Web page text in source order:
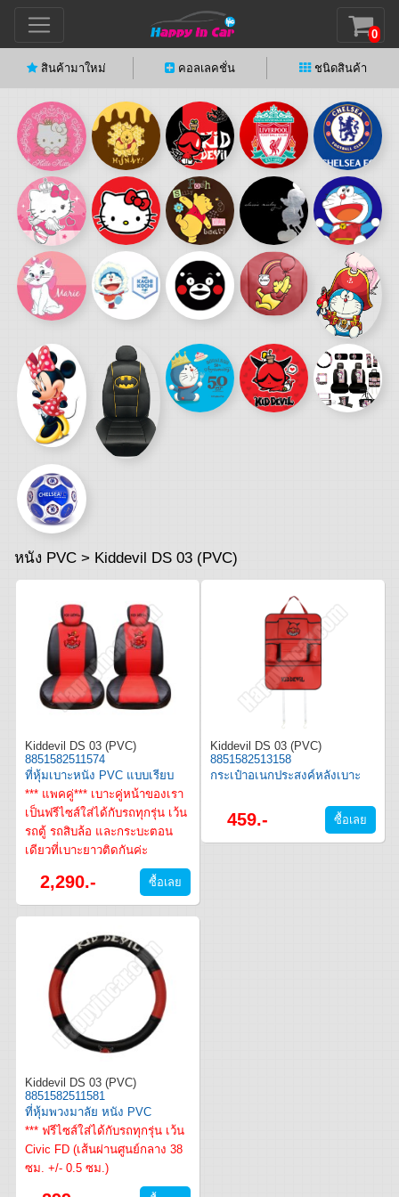
0
สินค้ามาใหม่ คอลเลคชั่น ชนิดสินค้า
หนัง PVC > Kiddevil DS 03 (PVC)
Kiddevil DS 03 (PVC)
8851582511574
ที่หุ้มเบาะหนัง PVC แบบเรียบ
*** แพคคู่*** เบาะคู่หน้าของเรา
เป็นฟรีไซส์ใส่ได้กับรถทุกรุ่น เว้น
รถตู้ รถสิบล้อ และกระบะตอน
เดียวที่เบาะยาวติดกันค่ะ
2,290.-
Kiddevil DS 03 (PVC)
8851582513158
กระเป๋าอเนกประสงค์หลังเบาะ
459.-
Kiddevil DS 03 (PVC)
8851582511581
ที่หุ้มพวงมาลัย หนัง PVC
*** ฟรีไซส์ใส่ได้กับรถทุกรุ่น เว้น
Civic FD (เส้นผ่านศูนย์กลาง 38
ซม. +/- 0.5 ซม.)